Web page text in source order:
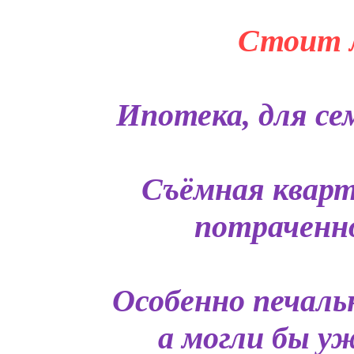
Стоит
Ипотека, для
Съёмная
Особенно
а могли бы